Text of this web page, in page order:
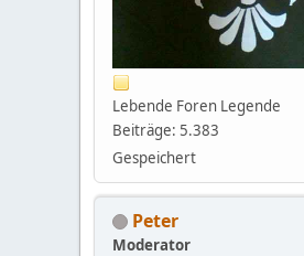
Lebende Foren Legende
Beiträge: 5.383
Gespeichert
Peter
Moderator